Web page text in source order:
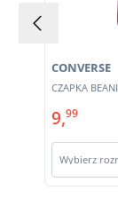
CZAPKA
CONVERSE
9,99
Wybierz